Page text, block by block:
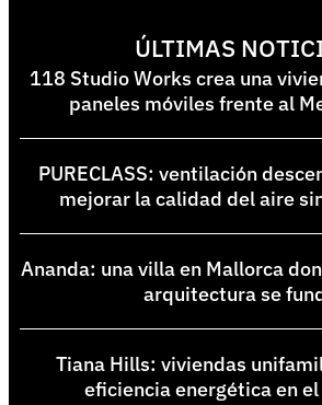
ÚLTIMAS
118 Studio Works crea una
paneles móviles frente al
PURECLASS: ventilación
mejorar la calidad del aire
Ananda: una villa en Mallorca
arquitectura se
Tiana Hills: viviendas
eficiencia energética en